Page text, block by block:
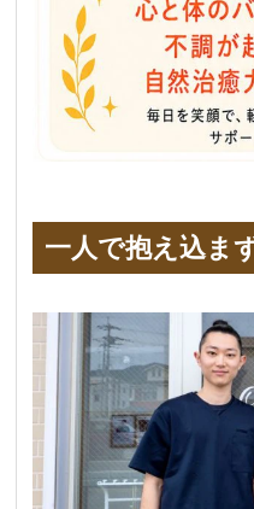
一人で抱え込ま